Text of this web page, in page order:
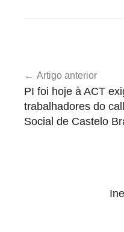
de
artigos
Artigo anterior
PI foi hoje à ACT
trabalhadores do
Social de Castelo